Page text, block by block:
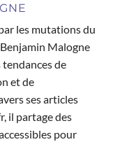
les mutations du
Malogne
de
et de
ses articles
il partage des
pour